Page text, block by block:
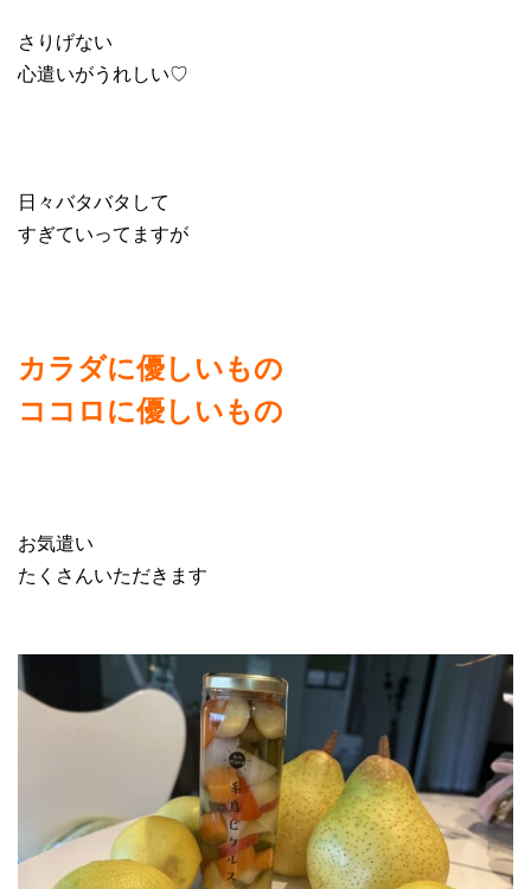
さりげない
心遣いがうれしい♡
日々バタバタして
すぎていってますが
カラダに優しいもの
ココロに優しいもの
お気遣い
たくさんいただきます